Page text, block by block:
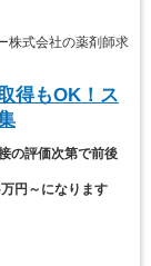
式会社の薬剤師求
得もOK！ス
の評価次第で前後
円～になります